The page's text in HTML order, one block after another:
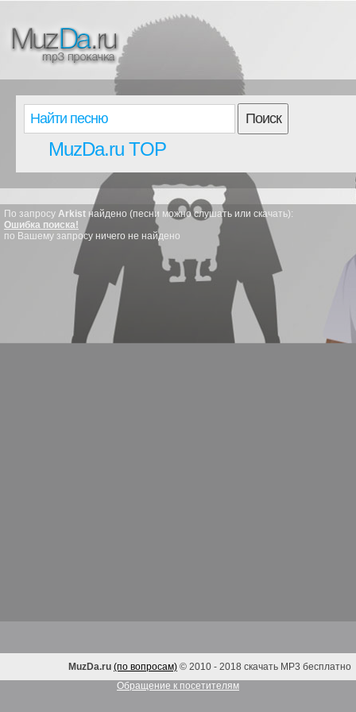
Поиск
MuzDa.ru TOP
По запросу Arkist найдено (песни можно слушать или скачать):
Ошибка поиска!
по Вашему запросу ничего не найдено
MuzDa.ru (по вопросам) © 2010 - 2018 скачать MP3 бесплатно
Обращение к посетителям